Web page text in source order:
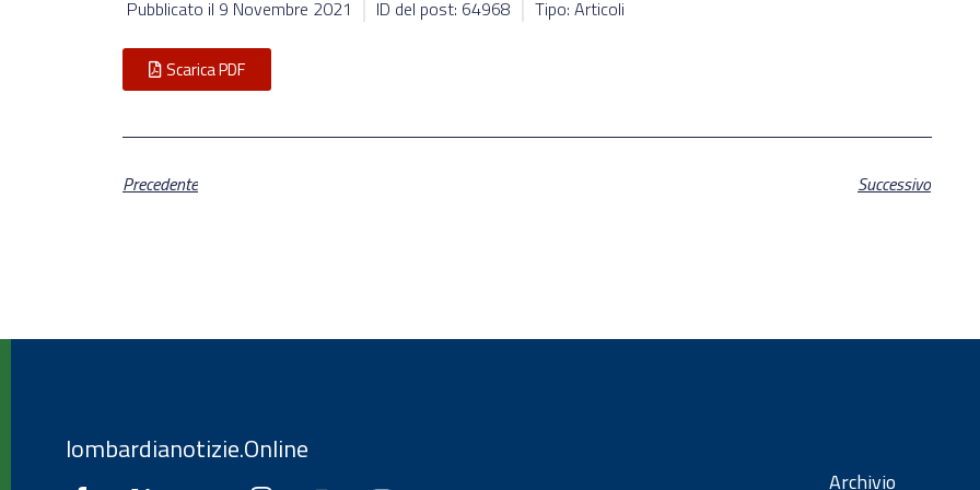
Pubblicato il 9 Novembre 2021 ID del post: 64968 Tipo: Articoli
Scarica PDF
Precedente Successivo
lombardianotizie.Online
Archivio